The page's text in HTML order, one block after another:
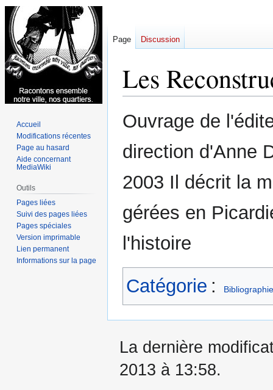
Les
Aller
à
navigation
Aller
à
recherche
Ouvrage de
direction d'Anne
2003 Il décrit la
gérées en
l'histoire
Catégorie :
Page Discussion
Accueil
Modifications récentes
Page au hasard
Aide concernant
MediaWiki
Outils
Pages liées
Suivi des pages liées
Pages spéciales
Version imprimable
Lien permanent
Informations sur la page
La dernière
2013 à 13:58.